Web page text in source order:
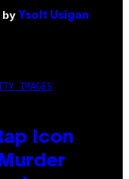
by Ysolt Usigan
IMAGES
Icon